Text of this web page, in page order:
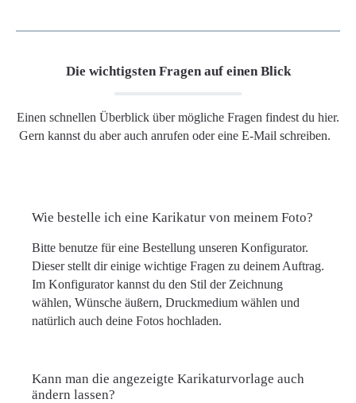
Die wichtigsten Fragen auf einen Blick
Einen schnellen Überblick über mögliche Fragen findest du hier.
Gern kannst du aber auch anrufen oder eine E-Mail schreiben.
Wie bestelle ich eine Karikatur von meinem Foto?
Bitte benutze für eine Bestellung unseren Konfigurator.
Dieser stellt dir einige wichtige Fragen zu deinem Auftrag.
Im Konfigurator kannst du den Stil der Zeichnung
wählen, Wünsche äußern, Druckmedium wählen und
natürlich auch deine Fotos hochladen.
Kann man die angezeigte Karikaturvorlage auch
ändern lassen?